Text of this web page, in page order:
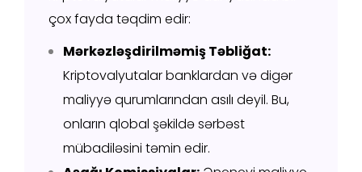
çox fayda təqdim edir:
Mərkəzləşdirilməmiş Təbliğat:
Kriptovalyutalar banklardan və digər
maliyyə qurumlarından asılı deyil. Bu,
onların qlobal şəkildə sərbəst
mübadiləsini təmin edir.